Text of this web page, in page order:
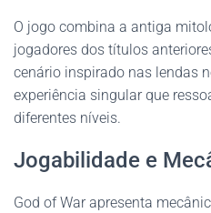
O jogo combina a antiga
jogadores dos títulos
cenário inspirado nas lendas
experiência singular que
diferentes níveis.
Jogabilidade e
God of War apresenta